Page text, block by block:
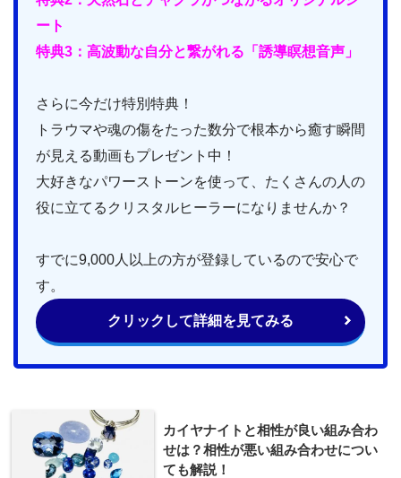
ート
特典3：高波動な自分と繋がれる「誘導瞑想音声」
さらに今だけ特別特典！
トラウマや魂の傷をたった数分で根本から癒す瞬間
が見える動画もプレゼント中！
大好きなパワーストーンを使って、たくさんの人の
役に立てるクリスタルヒーラーになりませんか？
すでに9,000人以上の方が登録しているので安心で
す。
クリックして詳細を見てみる
カイヤナイトと相性が良い組み合わ
せは？相性が悪い組み合わせについ
ても解説！